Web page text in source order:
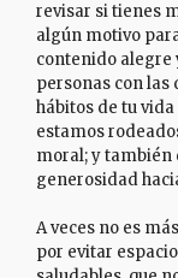
revisar si tienes
algún motivo
contenido alegre
personas con las
hábitos de tu
estamos
moral; y también
generosidad
A veces no es
por evitar